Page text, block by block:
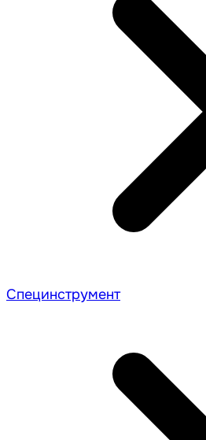
Специнструмент